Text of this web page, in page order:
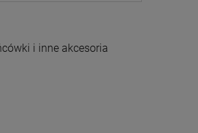
i inne akcesoria